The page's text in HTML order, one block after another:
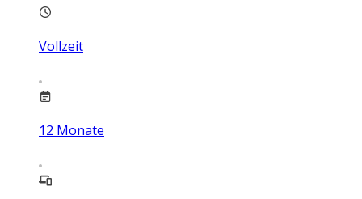
Vollzeit
12 Monate